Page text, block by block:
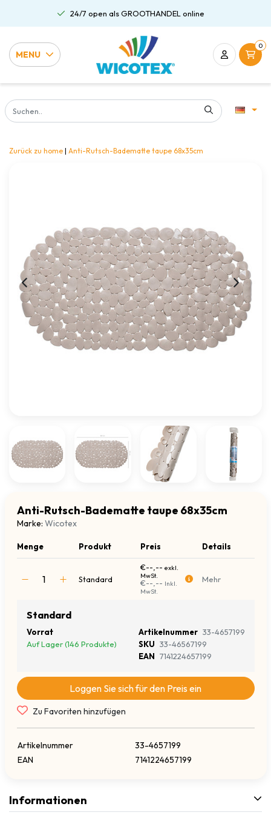
24/7 open als GROOTHANDEL online
MENU
0
Zurück zu home | Anti-Rutsch-Badematte taupe 68x35cm
Anti-Rutsch-Badematte taupe 68x35cm
Marke: Wicotex
Menge Produkt Preis Details
Standard
€--,-- exkl.
MwSt.
€--,-- Inkl.
MwSt.
Mehr
Standard
Vorrat
Auf Lager (146 Produkte)
Artikelnummer 33-4657199
SKU 33-46567199
EAN 7141224657199
Loggen Sie sich für den Preis ein
Zu Favoriten hinzufügen
Artikelnummer
33-4657199
EAN
7141224657199
Informationen